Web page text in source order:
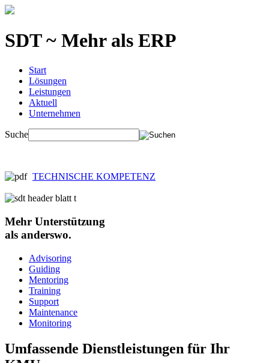
SDT ~ Mehr als ERP
Start
Lösungen
Leistungen
Aktuell
Unternehmen
Suche
TECHNISCHE KOMPETENZ
Mehr Unterstützung
als anderswo.
Advisoring
Guiding
Mentoring
Training
Support
Maintenance
Monitoring
Umfassende Dienstleistungen für Ihr